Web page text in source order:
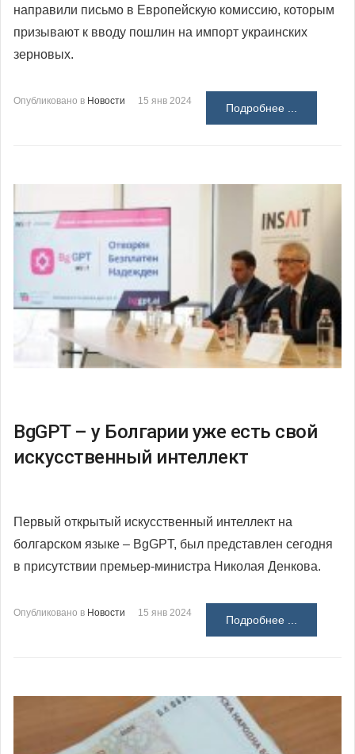
направили письмо в Европейскую комиссию, которым
призывают к вводу пошлин на импорт украинских
зерновых.
Опубликовано в Новости 15 янв 2024
Подробнее ...
BgGPT – у Болгарии уже есть свой
искусственный интеллект
Первый открытый искусственный интеллект на
болгарском языке – BgGPT, был представлен сегодня
в присутствии премьер-министра Николая Денкова.
Опубликовано в Новости 15 янв 2024
Подробнее ...